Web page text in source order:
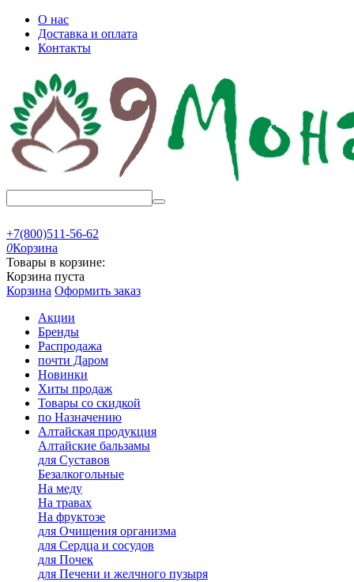
О нас
Доставка и оплата
Контакты
+7(800)511-56-62
0Корзина
Товары в корзине:
Корзина пуста
Корзина Оформить заказ
Акции
Бренды
Распродажа
почти Даром
Новинки
Хиты продаж
Товары со скидкой
по Назначению
Алтайская продукция
Алтайские бальзамы
для Суставов
Безалкогольные
На меду
На травах
На фруктозе
для Очищения организма
для Сердца и сосудов
для Почек
для Печени и желчного пузыря